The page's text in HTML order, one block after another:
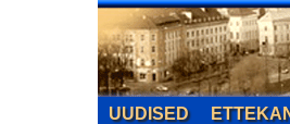
UUDISED